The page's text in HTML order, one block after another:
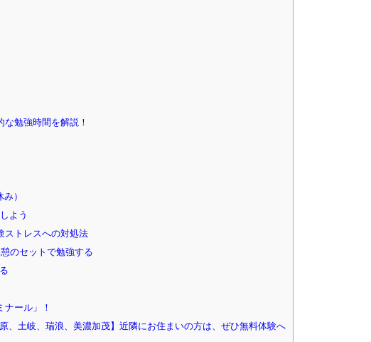
勉強時間を解説！
）
よう
ストレスへの対処法
のセットで勉強する
ール」！
、土岐、瑞浪、美濃加茂】近隣にお住まいの方は、ぜひ無料体験へ